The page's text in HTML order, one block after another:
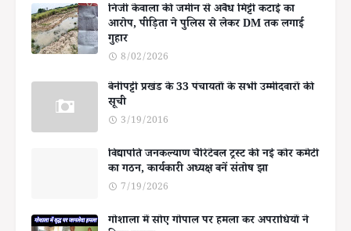
निजी केवाला की जमीन से अवैध मिट्टी कटाई का
आरोप, पीड़िता ने पुलिस से लेकर DM तक लगाई
गुहार
8/02/2026
बेनीपट्टी प्रखंड के 33 पंचायतों के सभी उम्मीदवारों की
सूची
3/19/2016
विद्यापति जनकल्याण चैरिटेबल ट्रस्ट की नई कोर कमेटी
का गठन, कार्यकारी अध्यक्ष बनें संतोष झा
7/19/2026
गोशाला में सोए गोपाल पर हमला कर अपराधियों ने